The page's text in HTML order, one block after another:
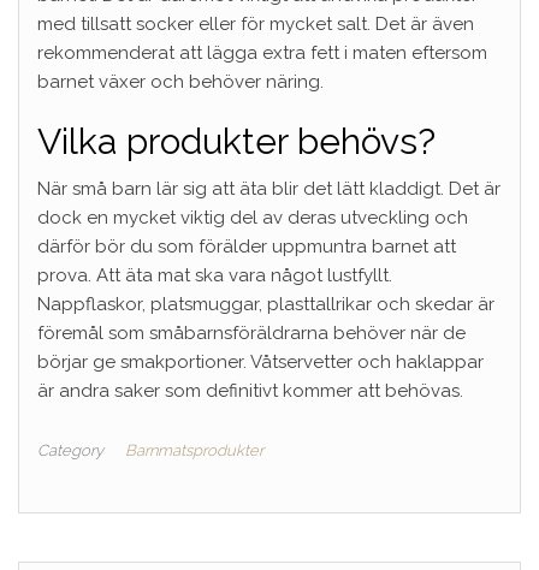
med tillsatt socker eller för mycket salt. Det är även
rekommenderat att lägga extra fett i maten eftersom
barnet växer och behöver näring.
Vilka produkter behövs?
När små barn lär sig att äta blir det lätt kladdigt. Det är
dock en mycket viktig del av deras utveckling och
därför bör du som förälder uppmuntra barnet att
prova. Att äta mat ska vara något lustfyllt.
Nappflaskor, platsmuggar, plasttallrikar och skedar är
föremål som småbarnsföräldrarna behöver när de
börjar ge smakportioner. Våtservetter och haklappar
är andra saker som definitivt kommer att behövas.
Category Barnmatsprodukter